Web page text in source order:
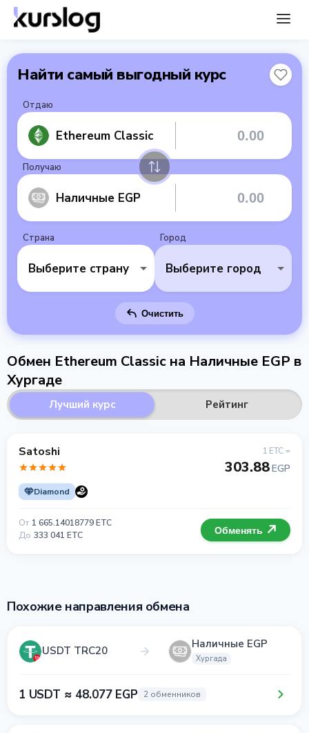
Найти самый выгодный курс
Отдаю
Ethereum Classic
Получаю
Наличные EGP
Страна
Выберите страну
Город
Выберите город
Очистить
Обмен Ethereum Classic на Наличные EGP в
Хургаде
Лучший курс Рейтинг
Satoshi
Diamond
1 ETC =
303.88EGP
От 1 665.14018779 ETC
До 333 041 ETC Обменять
Похожие направления обмена
USDT TRC20 Наличные EGP
Хургада
1 USDT ≈ 48.077 EGP 2 обменников